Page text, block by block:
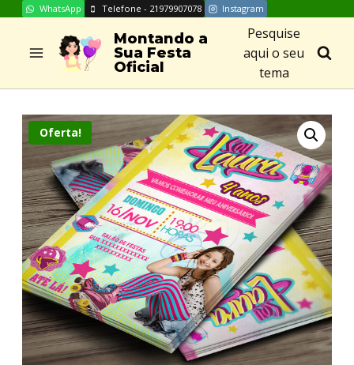
Skip
content
WhatsApp Telefone - 21979907078 Instagram
Montando a
Sua Festa
Oficial
Pesquise
aqui o seu
tema
Oferta!